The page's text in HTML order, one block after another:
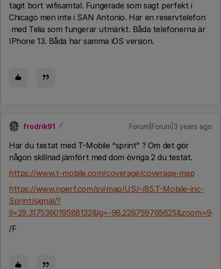
tagit bort wifisamtal. Fungerade som sagt perfekt i
Chicago men inte i SAN Antonio. Har en reservtelefon
med Telia som fungerar utmärkt. Båda telefonerna är
IPhone 13. Båda har samma iOS version.
frodrik91 Forum|Forum|3 years ago
Har du testat med T-Mobile “sprint” ? Om det gör
någon skillnad jämfört med dom övriga 2 du testat.
https://www.t-mobile.com/coverage/coverage-map
https://www.nperf.com/sv/map/US/-/85.T-Mobile-inc-
Sprint/signal/?
ll=29.317536019588132&lg=-98.228759765625&zoom=9
/F